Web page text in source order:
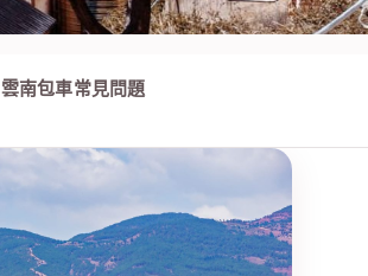
雲南包車常見問題